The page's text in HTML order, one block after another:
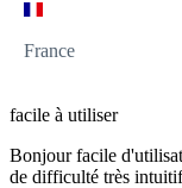
France
facile à utiliser
Bonjour facile
de difficulté très